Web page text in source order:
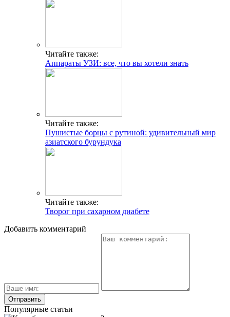
Читайте также:
Аппараты УЗИ: все, что вы хотели знать
Читайте также:
Пушистые борцы с рутиной: удивительный мир
азиатского бурундука
Читайте также:
Творог при сахарном диабете
Добавить комментарий
Популярные статьи